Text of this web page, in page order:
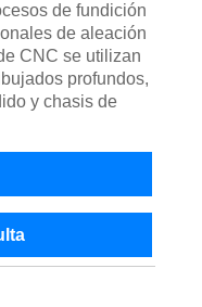
de fundición
de aleación
CNC se utilizan
profundos,
y chasis de